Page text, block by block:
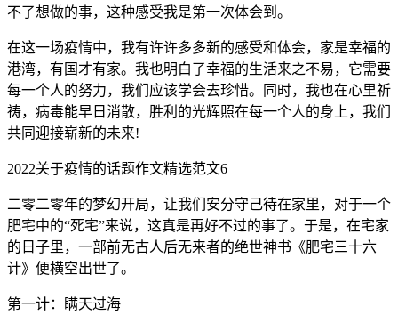
不了想做的事，这种感受我是第一次体会到。
在这一场疫情中，我有许许多多新的感受和体会，家是幸福的
港湾，有国才有家。我也明白了幸福的生活来之不易，它需要
每一个人的努力，我们应该学会去珍惜。同时，我也在心里祈
祷，病毒能早日消散，胜利的光辉照在每一个人的身上，我们
共同迎接崭新的未来!
2022关于疫情的话题作文精选范文6
二零二零年的梦幻开局，让我们安分守己待在家里，对于一个
肥宅中的“死宅”来说，这真是再好不过的事了。于是，在宅家
的日子里，一部前无古人后无来者的绝世神书《肥宅三十六
计》便横空出世了。
第一计：瞒天过海